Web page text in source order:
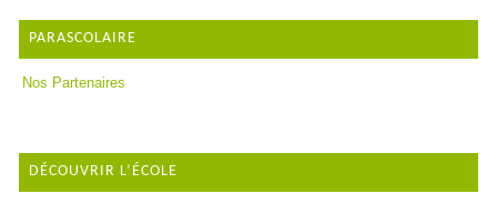
PARASCOLAIRE
Nos Partenaires
DÉCOUVRIR L’ÉCOLE